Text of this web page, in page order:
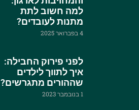
למה חשוב לתת
מתנות לעובדים?
4 בפברואר 2025
לפני פירוק החבילה:
איך לתווך לילדים
שההורים מתגרשים?
1 בנובמבר 2023